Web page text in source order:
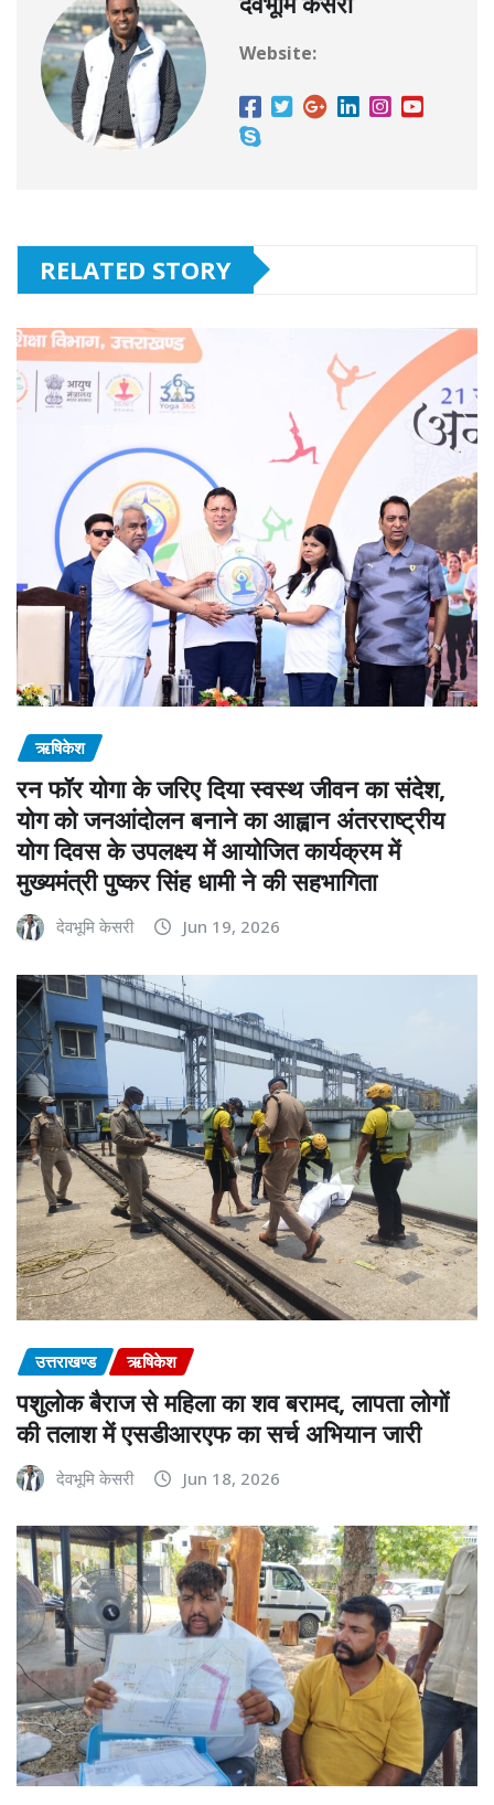
Website:
RELATED STORY
ऋषिकेश
रन फॉर योगा के जरिए दिया स्वस्थ जीवन का संदेश,
योग को जनआंदोलन बनाने का आह्वान अंतरराष्ट्रीय
योग दिवस के उपलक्ष्य में आयोजित कार्यक्रम में
मुख्यमंत्री पुष्कर सिंह धामी ने की सहभागिता
देवभूमि केसरी Jun 19, 2026
उत्तराखण्ड ऋषिकेश
पशुलोक बैराज से महिला का शव बरामद, लापता लोगों
की तलाश में एसडीआरएफ का सर्च अभियान जारी
देवभूमि केसरी Jun 18, 2026